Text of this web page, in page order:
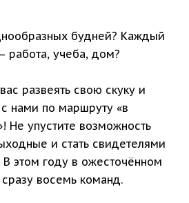
будней? Каждый
работа, учеба, дом?
развеять свою скуку и
нами по маршруту «в
Не упустите возможность
и стать свидетелями
В этом году в ожесточённом
восемь команд.